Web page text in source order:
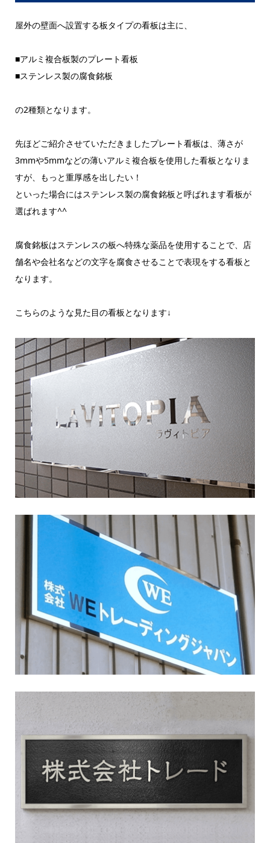
屋外の壁面へ設置する板タイプの看板は主に、
■アルミ複合板製のプレート看板
■ステンレス製の腐食銘板
の2種類となります。
先ほどご紹介させていただきましたプレート看板は、薄さが
3mmや5mmなどの薄いアルミ複合板を使用した看板となりま
すが、もっと重厚感を出したい！
といった場合にはステンレス製の腐食銘板と呼ばれます看板が
選ばれます^^
腐食銘板はステンレスの板へ特殊な薬品を使用することで、店
舗名や会社名などの文字を腐食させることで表現をする看板と
なります。
こちらのような見た目の看板となります↓